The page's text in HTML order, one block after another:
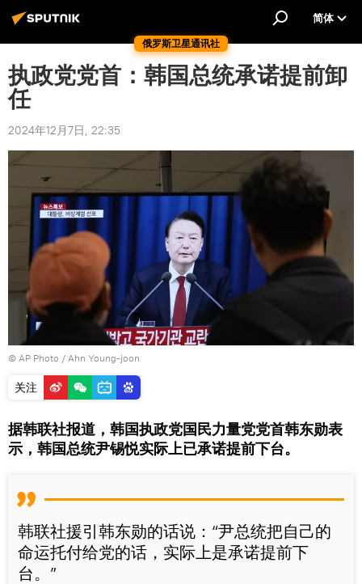
俄罗斯卫星通讯社
简体
执政党党首：韩国总统承诺提前卸
任
2024年12月7日, 22:35
© AP Photo / Ahn Young-joon
关注
据韩联社报道，韩国执政党国民力量党党首韩东勋表
示，韩国总统尹锡悦实际上已承诺提前下台。
韩联社援引韩东勋的话说：“尹总统把自己的
命运托付给党的话，实际上是承诺提前下
台。”